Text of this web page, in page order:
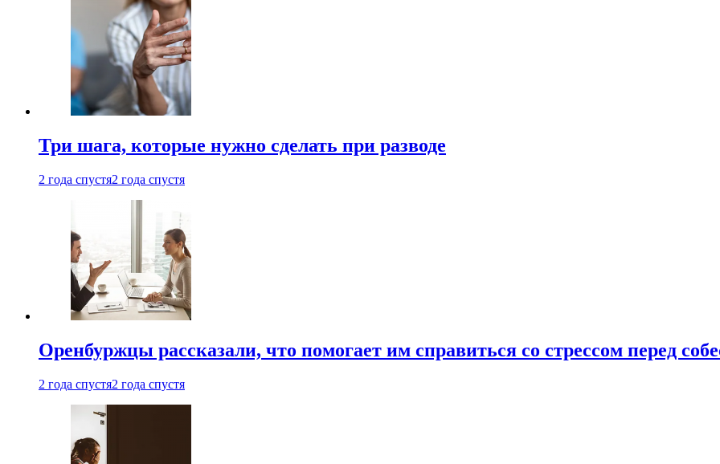
Три шага, которые нужно сделать при разводе
2 года спустя2 года спустя
Оренбуржцы рассказали, что помогает им справиться со стрессом перед
2 года спустя2 года спустя